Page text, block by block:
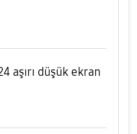
aşırı düşük ekran